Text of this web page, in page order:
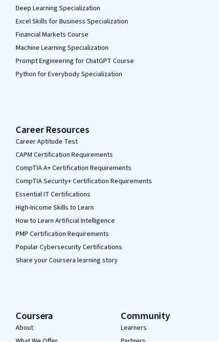
Deep Learning Specialization
Excel Skills for Business Specialization
Financial Markets Course
Machine Learning Specialization
Prompt Engineering for ChatGPT Course
Python for Everybody Specialization
Career Resources
Career Aptitude Test
CAPM Certification Requirements
CompTIA A+ Certification Requirements
CompTIA Security+ Certification Requirements
Essential IT Certifications
High-Income Skills to Learn
How to Learn Artificial Intelligence
PMP Certification Requirements
Popular Cybersecurity Certifications
Share your Coursera learning story
Coursera
About
Community
Learners